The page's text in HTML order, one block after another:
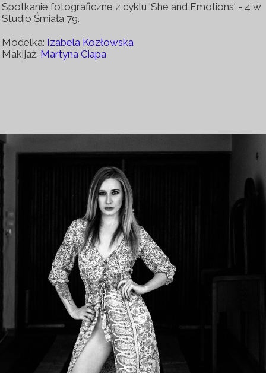
Spotkanie fotograficzne z cyklu 'She and Emotions' - 4 w
Studio Śmiała 79.
Modelka: Izabela Kozłowska
Makijaż: Martyna Ciapa